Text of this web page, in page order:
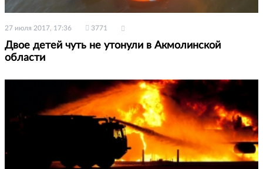
27 июля 2017, 17:36 3771
Двое детей чуть не утонули в Акмолинской
области